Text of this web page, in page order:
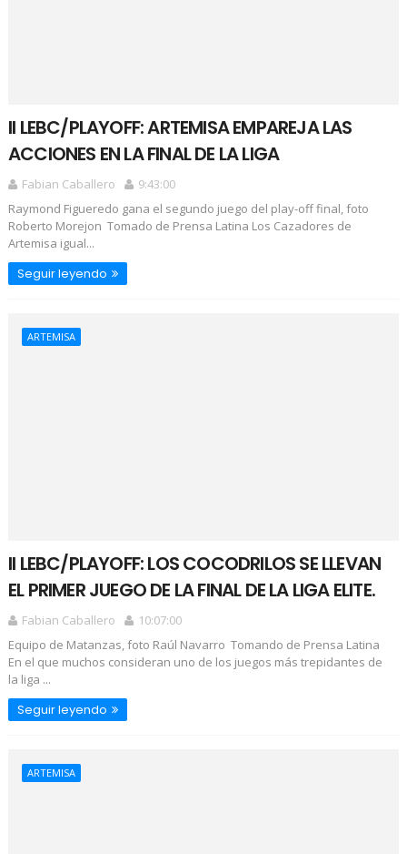
II LEBC/PLAYOFF: ARTEMISA EMPAREJA LAS
ACCIONES EN LA FINAL DE LA LIGA
Fabian Caballero
9:43:00
Raymond Figueredo gana el segundo juego del play-off final, foto
Roberto Morejon Tomado de Prensa Latina Los Cazadores de
Artemisa igual...
Seguir leyendo
ARTEMISA
II LEBC/PLAYOFF: LOS COCODRILOS SE LLEVAN
EL PRIMER JUEGO DE LA FINAL DE LA LIGA ELITE.
Fabian Caballero
10:07:00
Equipo de Matanzas, foto Raúl Navarro Tomando de Prensa Latina
En el que muchos consideran uno de los juegos más trepidantes de
la liga ...
Seguir leyendo
ARTEMISA